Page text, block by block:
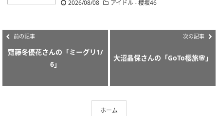
2026/08/08 アイドル - 櫻坂46
前の記事
齋藤冬優花さんの「ミーグリ1/
6」
次の記事
大沼晶保さんの「GoTo櫻旅🌸」
ホーム